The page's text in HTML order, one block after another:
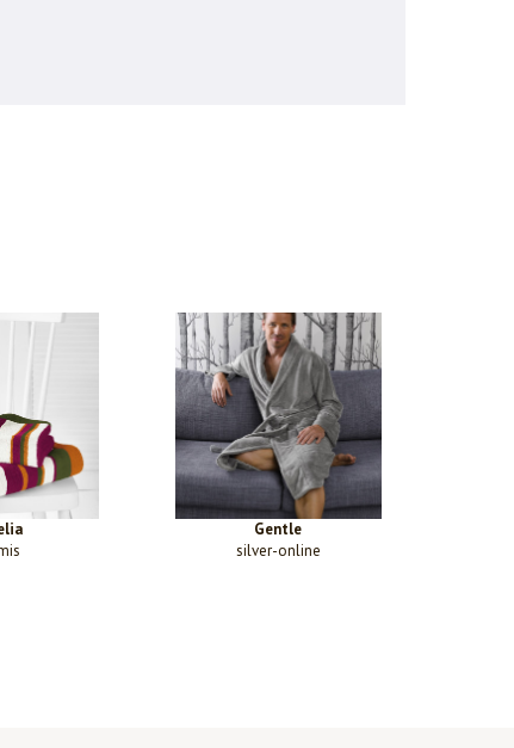
Gentle
silver-online